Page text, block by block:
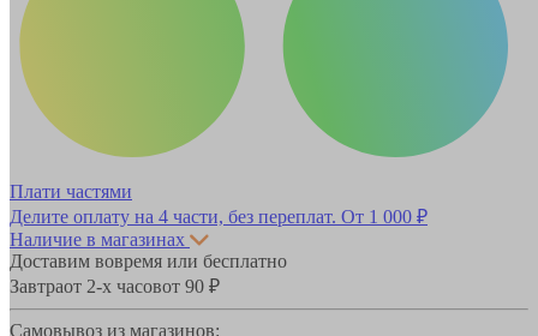
Плати частями
Делите оплату на 4 части, без переплат. От 1 000 ₽
Наличие в магазинах
Доставим вовремя или бесплатно
Завтраот 2-х часовот 90 ₽
Самовывоз из магазинов: